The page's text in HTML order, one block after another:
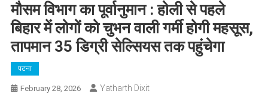
मौसम विभाग का पूर्वानुमान : होली से पहले
बिहार में लोगों को चुभन वाली गर्मी होगी महसूस,
तापमान 35 डिग्री सेल्सियस तक पहुंचेगा
पटना
February 28, 2026 Yatharth Dixit